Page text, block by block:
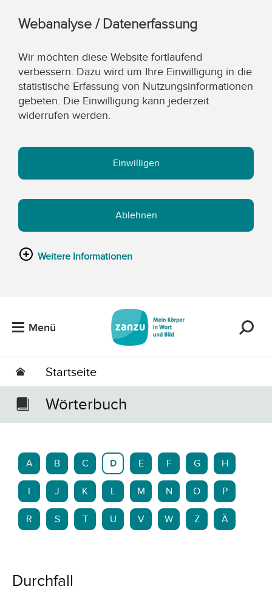
Webanalyse / Datenerfassung
Wir möchten diese Website fortlaufend
verbessern. Dazu wird um Ihre Einwilligung in die
statistische Erfassung von Nutzungsinformationen
gebeten. Die Einwilligung kann jederzeit
widerrufen werden.
Einwilligen
Ablehnen
Weitere Informationen
Menü
Startseite
Wörterbuch
A B C D E F G H
J K L M N O P
R S T U V W Z Ä
Durchfall